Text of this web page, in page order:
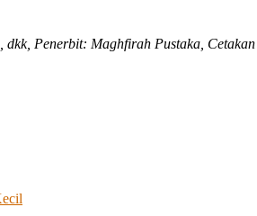
Penerbit: Maghfirah Pustaka,